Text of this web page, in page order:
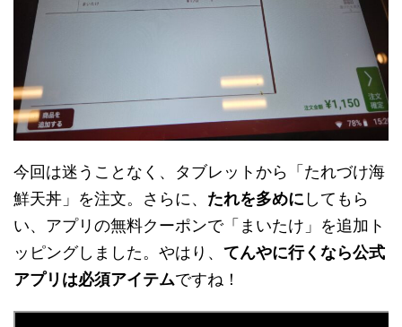
今回は迷うことなく、タブレットから「たれづけ海
鮮天丼」を注文。さらに、 たれを多めに してもら
い、アプリの無料クーポンで「まいたけ」を追加ト
ッピングしました。やはり、 てんやに行くなら公式
アプリは必須アイテムですね！